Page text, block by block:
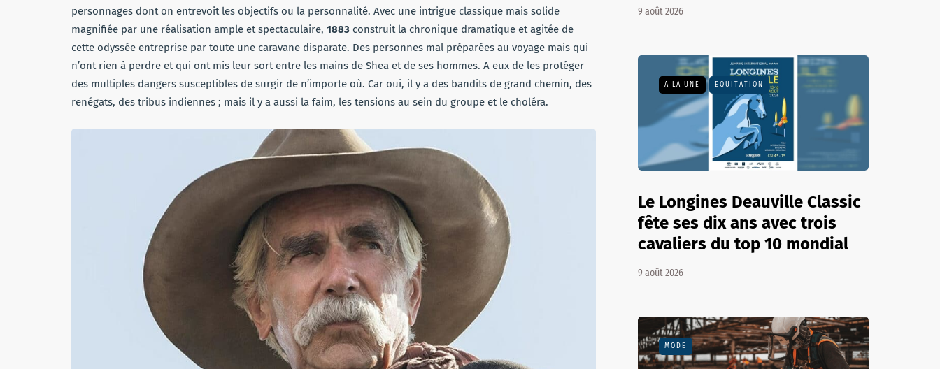
personnages dont on entrevoit les objectifs ou la personnalité. Avec une intrigue classique mais solide
magnifiée par une réalisation ample et spectaculaire, 1883 construit la chronique dramatique et agitée de
cette odyssée entreprise par toute une caravane disparate. Des personnes mal préparées au voyage mais qui
n’ont rien à perdre et qui ont mis leur sort entre les mains de Shea et de ses hommes. A eux de les protéger
des multiples dangers susceptibles de surgir de n’importe où. Car oui, il y a des bandits de grand chemin, des
renégats, des tribus indiennes ; mais il y a aussi la faim, les tensions au sein du groupe et le choléra.
9 août 2026
A LA UNE EQUITATION
Le Longines Deauville Classic
fête ses dix ans avec trois
cavaliers du top 10 mondial
9 août 2026
MODE